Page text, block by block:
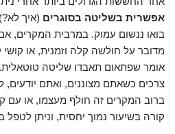
אפשרית בשליטה בסוגרים (איך
בואו ננשום עמוק. במרבית המקרים,
מדובר על חולשה קלה וזמנית, או
אומר שפתאום תאבדו שליטה טוטאלית.
צרכים כשאתם מצוננים, ואתם
ברוב המקרים זה חולף מעצמו, או עם
קורה בשיעור נמוך יחסית, וניתן לטפל